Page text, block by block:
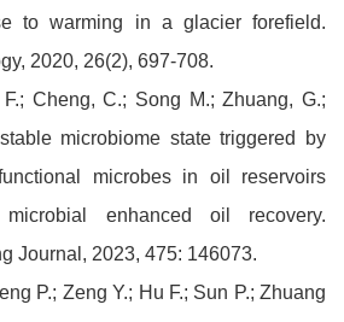
to warming in a glacier forefield.
2020, 26(2), 697-708.
Cheng, C.; Song M.; Zhuang, G.;
microbiome state triggered by
microbes in oil reservoirs
enhanced oil recovery.
Journal, 2023, 475: 146073.
P.; Zeng Y.; Hu F.; Sun P.; Zhuang